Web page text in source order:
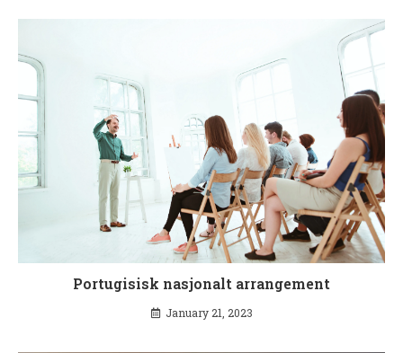
Portugisisk nasjonalt arrangement
January 21, 2023